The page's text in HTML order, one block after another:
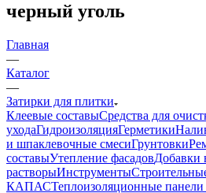
черный уголь
Главная
—
Каталог
—
Затирки для плитки
Клеевые составыСредства для
уходаГидроизоляцияГерметики
и шпаклевочные смесиГрунтовки
составыУтепление фасадовДобавки
растворыИнструменты
КАПАСТеплоизоляционные